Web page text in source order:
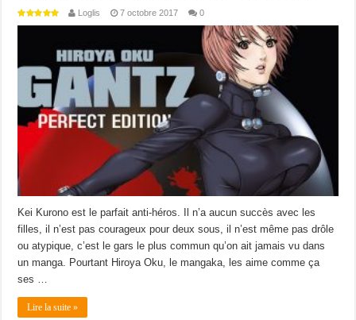
Loglis 7 octobre 2017 0
Kei Kurono est le parfait anti-héros. Il n’a aucun succès avec les
filles, il n’est pas courageux pour deux sous, il n’est même pas drôle
ou atypique, c’est le gars le plus commun qu’on ait jamais vu dans
un manga. Pourtant Hiroya Oku, le mangaka, les aime comme ça
ses …
Lire la suite »